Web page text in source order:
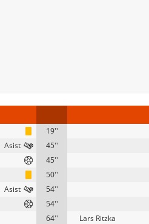
19''
45''
45''
50''
54''
54''
64''
Lars Ritzka